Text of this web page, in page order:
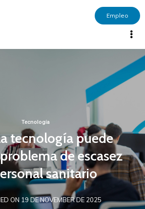
Empleo
Tecnología
tecnología puede
de escasez
sanitario
ON 19 DE NOVEMBER DE 2025